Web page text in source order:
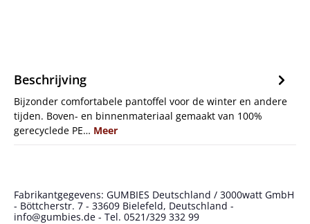
Beschrijving
Bijzonder comfortabele pantoffel voor de winter en andere
tijden. Boven- en binnenmateriaal gemaakt van 100%
gerecyclede PE… Meer
Fabrikantgegevens: GUMBIES Deutschland / 3000watt GmbH
- Böttcherstr. 7 - 33609 Bielefeld, Deutschland -
info@gumbies.de - Tel. 0521/329 332 99